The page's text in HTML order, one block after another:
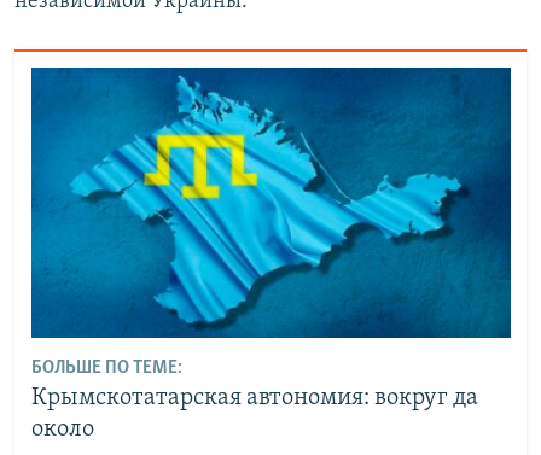
БОЛЬШЕ ПО ТЕМЕ:
Крымскотатарская автономия: вокруг да
около